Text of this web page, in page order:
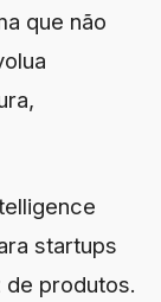
que não
startups
produtos.